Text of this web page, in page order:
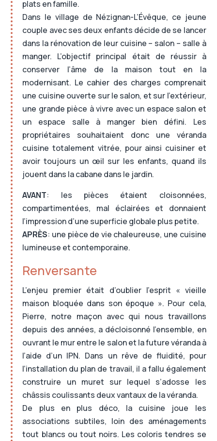
plats en famille.
Dans le village de Nézignan-L’Évêque, ce jeune
couple avec ses deux enfants décide de se lancer
dans la rénovation de leur cuisine – salon – salle à
manger. L’objectif principal était de réussir à
conserver l’âme de la maison tout en la
modernisant. Le cahier des charges comprenait
une cuisine ouverte sur le salon, et sur l’extérieur,
une grande pièce à vivre avec un espace salon et
un espace salle à manger bien défini. Les
propriétaires souhaitaient donc une véranda
cuisine totalement vitrée, pour ainsi cuisiner et
avoir toujours un œil sur les enfants, quand ils
jouent dans la cabane dans le jardin.
AVANT: les pièces étaient cloisonnées,
compartimentées, mal éclairées et donnaient
l’impression d’une superficie globale plus petite.
APRÈS: une pièce de vie chaleureuse, une cuisine
lumineuse et contemporaine.
Renversante
L’enjeu premier était d’oublier l’esprit « vieille
maison bloquée dans son époque ». Pour cela,
Pierre, notre maçon avec qui nous travaillons
depuis des années, a décloisonné l’ensemble, en
ouvrant le mur entre le salon et la future véranda à
l’aide d’un IPN. Dans un rêve de fluidité, pour
l’installation du plan de travail, il a fallu également
construire un muret sur lequel s’adosse les
châssis coulissants deux vantaux de la véranda.
De plus en plus déco, la cuisine joue les
associations subtiles, loin des aménagements
tout blancs ou tout noirs. Les coloris tendres se